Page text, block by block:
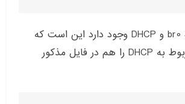
br0 و DHCP وجود دارد این است که
به DHCP را هم در فایل مذکور